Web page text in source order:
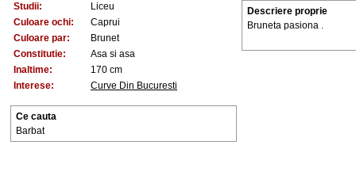
Studii:
Liceu
Culoare ochi:
Caprui
Culoare par:
Brunet
Constitutie:
Asa si asa
Inaltime:
170 cm
Interese:
Curve Din Bucuresti
Ce cauta
Barbat
Descriere proprie
Bruneta pasiona .